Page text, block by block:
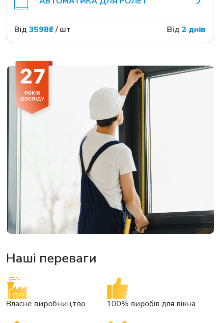
Від 3598₴/ шт Від 2 днів
Наші переваги
Власне виробництво 100% виробів для вікна